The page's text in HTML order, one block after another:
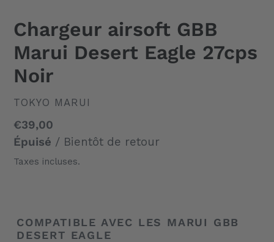
Chargeur airsoft GBB
Marui Desert Eagle 27cps
Noir
DISTRIBUTEUR
TOKYO MARUI
Prix
normal
€39,00
Épuisé / Bientôt de retour
Taxes incluses.
d'un
produit
COMPATIBLE AVEC LES MARUI GBB
DESERT EAGLE